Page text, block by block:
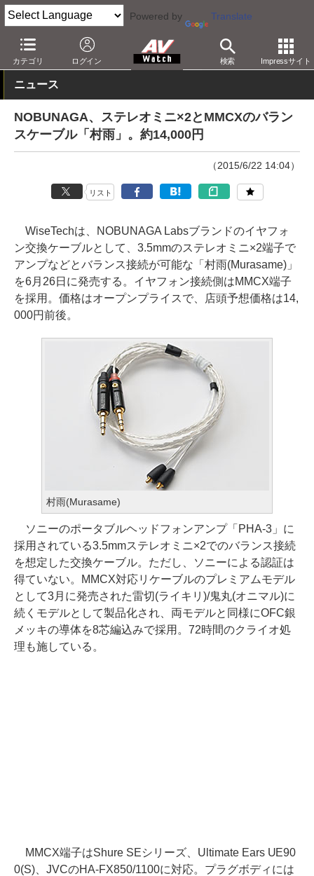
Powered by Translate
カテゴリ ログイン 検索 Impressサイト
AV Watch 製品 オーディオアクセサリ
ニュース
NOBUNAGA、ステレオミニ×2とMMCXのバラン
スケーブル「村雨」。約14,000円
（2015/6/22 14:04）
リスト
WiseTechは、NOBUNAGA Labsブランドのイヤフォ
ン交換ケーブルとして、3.5mmのステレオミニ×2端子で
アンプなどとバランス接続が可能な「村雨(Murasame)」
を6月26日に発売する。イヤフォン接続側はMMCX端子
を採用。価格はオープンプライスで、店頭予想価格は14,
000円前後。
村雨(Murasame)
ソニーのポータブルヘッドフォンアンプ「PHA-3」に
採用されている3.5mmステレオミニ×2でのバランス接続
を想定した交換ケーブル。ただし、ソニーによる認証は
得ていない。MMCX対応リケーブルのプレミアムモデル
として3月に発売された雷切(ライキリ)/鬼丸(オニマル)に
続くモデルとして製品化され、両モデルと同様にOFC銀
メッキの導体を8芯編込みで採用。72時間のクライオ処
理も施している。
MMCX端子はShure SEシリーズ、Ultimate Ears UE90
0(S)、JVCのHA-FX850/1100に対応。プラグボディには